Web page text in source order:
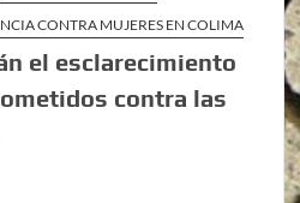
CONTRA MUJERES EN COLIMA
el esclarecimiento
contra las